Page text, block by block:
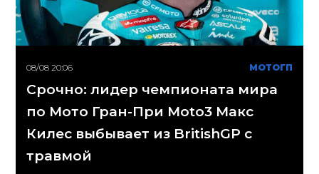
08/08 20:06 МОТОГП
Срочно: лидер чемпионата мира
по Мото Гран-При Moto3 Макс
Килес выбывает из BritishGP с
травмой